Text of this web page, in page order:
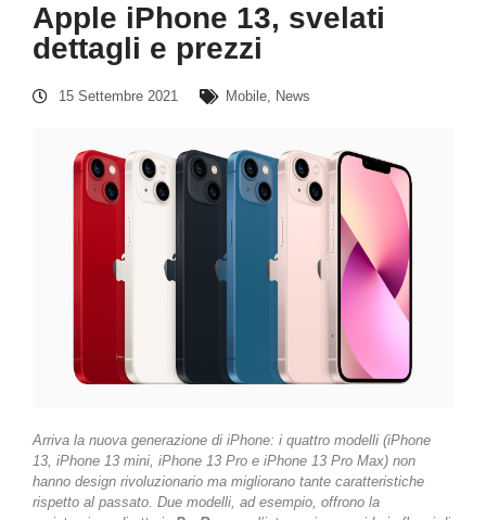
Apple iPhone 13, svelati
dettagli e prezzi
15 Settembre 2021 Mobile, News
Arriva la nuova generazione di iPhone: i quattro modelli (iPhone
13, iPhone 13 mini, iPhone 13 Pro e iPhone 13 Pro Max) non
hanno design rivoluzionario ma migliorano tante caratteristiche
rispetto al passato. Due modelli, ad esempio, offrono la